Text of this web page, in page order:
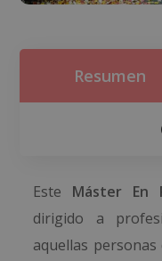
Resumen
Este Máster En
dirigido a
aquellas